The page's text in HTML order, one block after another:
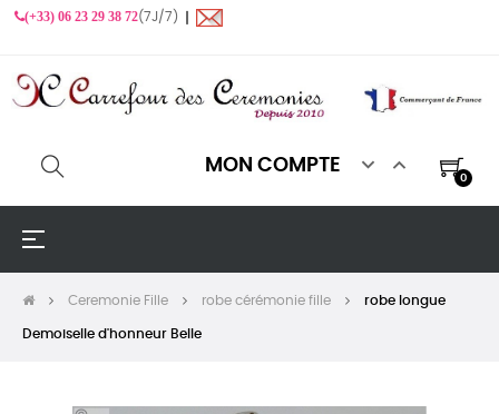
(+33) 06 23 29 38 72(7J/7) ❙
MON COMPTE  
0
Basculer
☰
Ceremonie Fille robe cérémonie fille robe longue
Demoiselle d'honneur Belle